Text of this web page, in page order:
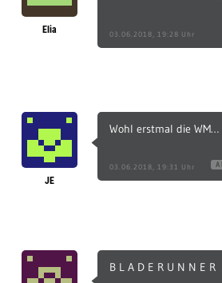
Elia 03.06.2018, 19:28 Uhr
JE
Wohl erstmal die WM…
03.06.2018, 19:31 Uhr
B L A D E R U N N E R